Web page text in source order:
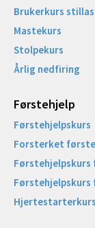
Brukerkurs
Mastekurs
Stolpekurs
Årlig nedfiring
Førstehjelp
Førstehjelpskurs
Forsterket
Førstehjelpskurs
Hjertestarterkurs